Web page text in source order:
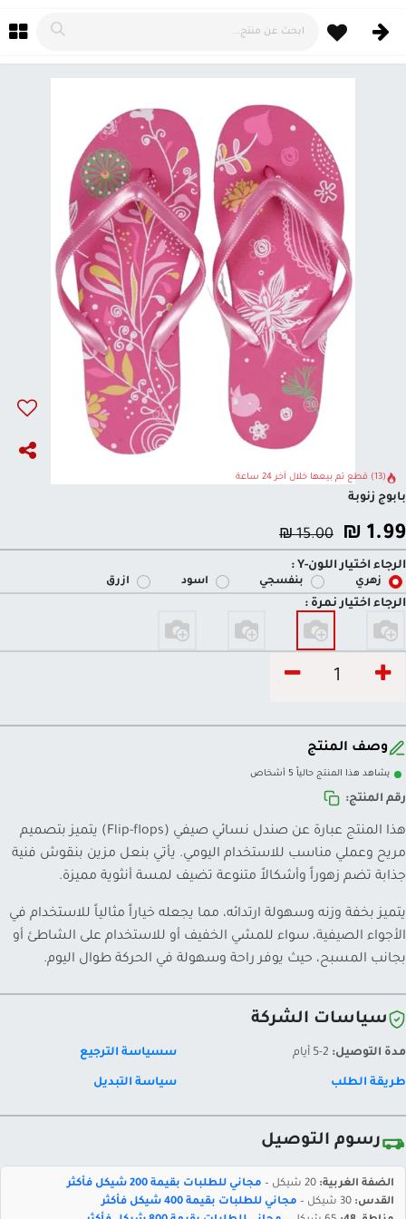
(13) قطع تم بيعها خلال آخر 24 ساعة
بابوج زنوبة
1.99
₪
15.00
₪
الرجاء اختيار اللون-Y :
زهري بنفسجي اسود ازرق
الرجاء اختيار نمرة :
وصف المنتج
يشاهد هذا المنتج حالياً 5 أشخاص
رقم المنتج:
هذا المنتج عبارة عن صندل نسائي صيفي (Flip-flops) يتميز بتصميم
مريح وعملي مناسب للاستخدام اليومي. يأتي بنعل مزين بنقوش فنية
جذابة تضم زهوراً وأشكالاً متنوعة تضيف لمسة أنثوية مميزة.
يتميز بخفة وزنه وسهولة ارتدائه، مما يجعله خياراً مثالياً للاستخدام في
الأجواء الصيفية، سواء للمشي الخفيف أو للاستخدام على الشاطئ أو
بجانب المسبح، حيث يوفر راحة وسهولة في الحركة طوال اليوم.
سياسات الشركة
مدة التوصيل: سسياسة الترجيع
طريقة الطلب سياسة التبديل
رسوم التوصيل
الضفة الغربية:
مجاني للطلبات بقيمة 200 شيكل فأكثر
القدس:
مجاني للطلبات بقيمة 400 شيكل فأكثر